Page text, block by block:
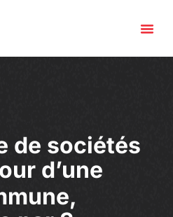
de sociétés
d’une